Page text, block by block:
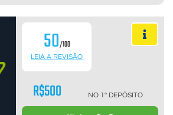
50/100
LEIA A REVISÃO
R$500 NO 1º DEPÓSITO